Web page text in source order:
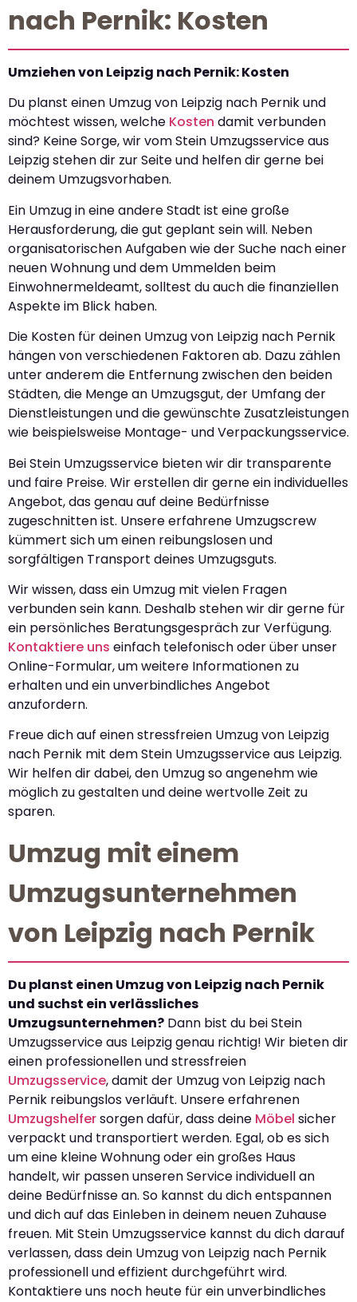
nach Pernik: Kosten
Umziehen von Leipzig nach Pernik: Kosten
Du planst einen Umzug von Leipzig nach Pernik und
möchtest wissen, welche Kosten damit verbunden
sind? Keine Sorge, wir vom Stein Umzugsservice aus
Leipzig stehen dir zur Seite und helfen dir gerne bei
deinem Umzugsvorhaben.
Ein Umzug in eine andere Stadt ist eine große
Herausforderung, die gut geplant sein will. Neben
organisatorischen Aufgaben wie der Suche nach einer
neuen Wohnung und dem Ummelden beim
Einwohnermeldeamt, solltest du auch die finanziellen
Aspekte im Blick haben.
Die Kosten für deinen Umzug von Leipzig nach Pernik
hängen von verschiedenen Faktoren ab. Dazu zählen
unter anderem die Entfernung zwischen den beiden
Städten, die Menge an Umzugsgut, der Umfang der
Dienstleistungen und die gewünschte Zusatzleistungen
wie beispielsweise Montage- und Verpackungsservice.
Bei Stein Umzugsservice bieten wir dir transparente
und faire Preise. Wir erstellen dir gerne ein individuelles
Angebot, das genau auf deine Bedürfnisse
zugeschnitten ist. Unsere erfahrene Umzugscrew
kümmert sich um einen reibungslosen und
sorgfältigen Transport deines Umzugsguts.
Wir wissen, dass ein Umzug mit vielen Fragen
verbunden sein kann. Deshalb stehen wir dir gerne für
ein persönliches Beratungsgespräch zur Verfügung.
Kontaktiere uns einfach telefonisch oder über unser
Online-Formular, um weitere Informationen zu
erhalten und ein unverbindliches Angebot
anzufordern.
Freue dich auf einen stressfreien Umzug von Leipzig
nach Pernik mit dem Stein Umzugsservice aus Leipzig.
Wir helfen dir dabei, den Umzug so angenehm wie
möglich zu gestalten und deine wertvolle Zeit zu
sparen.
Umzug mit einem
Umzugsunternehmen
von Leipzig nach Pernik
Du planst einen Umzug von Leipzig nach Pernik
und suchst ein verlässliches
Umzugsunternehmen? Dann bist du bei Stein
Umzugsservice aus Leipzig genau richtig! Wir bieten dir
einen professionellen und stressfreien
Umzugsservice, damit der Umzug von Leipzig nach
Pernik reibungslos verläuft. Unsere erfahrenen
Umzugshelfersorgen dafür, dass deine Möbel sicher
verpackt und transportiert werden. Egal, ob es sich
um eine kleine Wohnung oder ein großes Haus
handelt, wir passen unseren Service individuell an
deine Bedürfnisse an. So kannst du dich entspannen
und dich auf das Einleben in deinem neuen Zuhause
freuen. Mit Stein Umzugsservice kannst du dich darauf
verlassen, dass dein Umzug von Leipzig nach Pernik
professionell und effizient durchgeführt wird.
Kontaktiere uns noch heute für ein unverbindliches